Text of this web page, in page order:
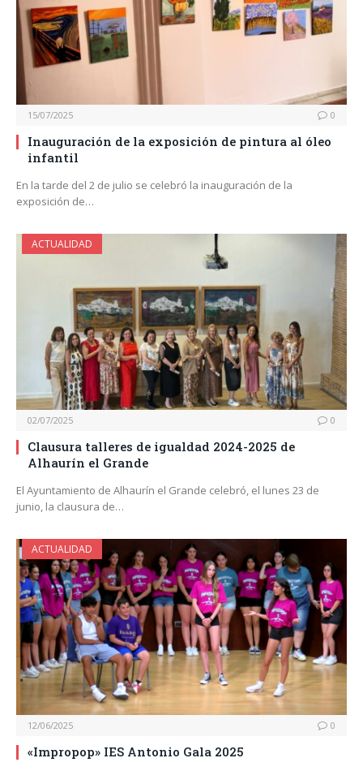
15/07/2025 0
Inauguración de la exposición de pintura al óleo
infantil
En la tarde del 2 de julio se celebró la inauguración de la
exposición de…
ACTUALIDAD
02/07/2025 0
Clausura talleres de igualdad 2024-2025 de
Alhaurín el Grande
El Ayuntamiento de Alhaurín el Grande celebró, el lunes 23 de
junio, la clausura de…
ACTUALIDAD
12/06/2025 0
«Impropop» IES Antonio Gala 2025